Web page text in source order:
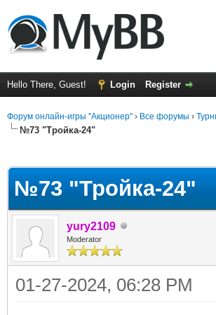
Hello There, Guest! Login Register
Форум онлайн-игры "Акционер" › Все форумы ›
№73 "Тройка-24"
№73 "Тройка-24"
yury2109
Moderator
01-27-2024, 06:28 PM